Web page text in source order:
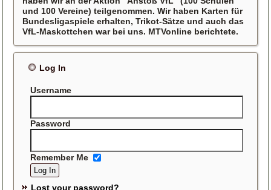
und 100 Vereine) teilgenommen. Wir haben Karten für
Bundesligaspiele erhalten, Trikot-Sätze und auch das
VfL-Maskottchen war bei uns. MTVonline berichtete.
Log In
Username
Password
Remember Me
Lost your password?